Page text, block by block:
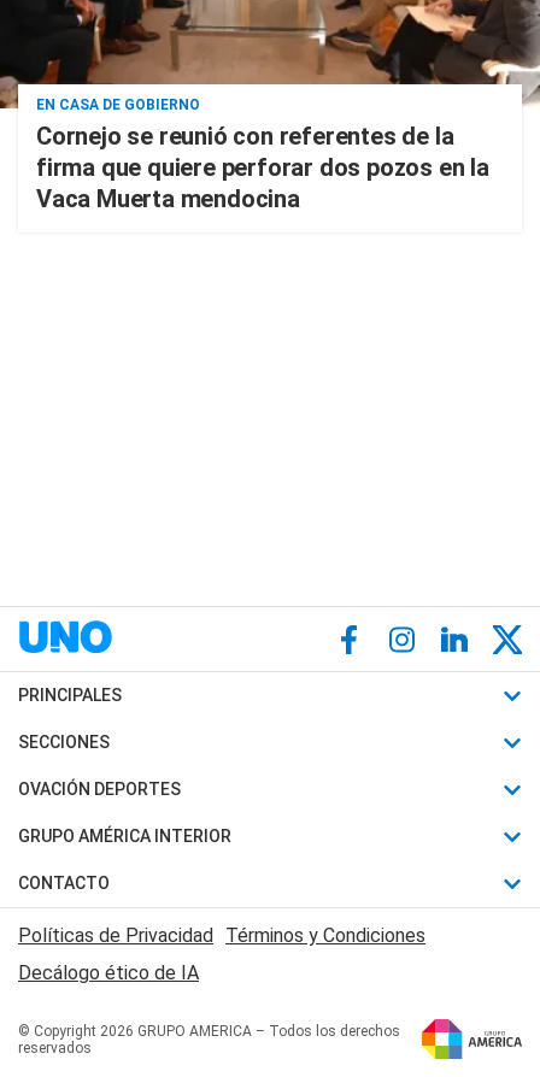
EN CASA DE GOBIERNO
Cornejo se reunió con referentes de la
firma que quiere perforar dos pozos en la
Vaca Muerta mendocina
PRINCIPALES
Últimas Noticias
Política
Judiciales
Economia
SECCIONES
Horóscopo
Motores
Trucos caseros
Series y Películas
Edictos y Solicitadas
OVACIÓN DEPORTES
Fútbol
Mundial
Automovilismo
Rugby
Básquet
GRUPO AMÉRICA INTERIOR
Canal 7 en Vivo
San Juan 8
CONTACTO
Acerca de Nosotros
Contactanos
Políticas de Privacidad Términos y Condiciones
Decálogo ético de IA
© Copyright 2026 GRUPO AMERICA – Todos los derechos
reservados